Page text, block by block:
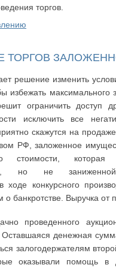
торгов.
ТОРГОВ
решение изменить
избежать максимального
ограничить доступ
исключить все
скажутся на
РФ, заложенное
стоимости,
но не
ходе конкурсного
о банкротстве. Выручка от
проведенного
Оставшаяся денежная
залогодержателям
оказывали помощь